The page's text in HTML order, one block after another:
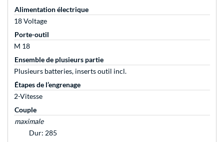
Alimentation électrique
18 Voltage
Porte-outil
M 18
Ensemble de plusieurs partie
Plusieurs batteries, inserts outil incl.
Étapes de l’engrenage
2-Vitesse
Couple
maximale
Dur: 285